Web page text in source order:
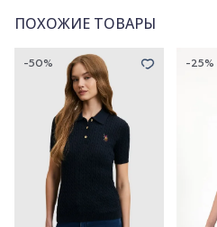
ПОХОЖИЕ ТОВАРЫ
-50% -25%